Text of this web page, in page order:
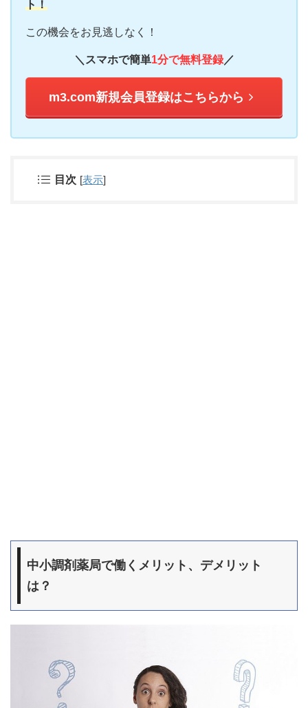
ト！
この機会をお見逃しなく！
＼スマホで簡単1分で無料登録／
m3.com新規会員登録はこちらから
目次 [表示]
中小調剤薬局で働くメリット、デメリット
は？